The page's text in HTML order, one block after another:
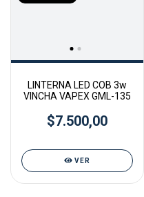
LINTERNA LED COB 3w
VINCHA VAPEX GML-135
$7.500,00
VER